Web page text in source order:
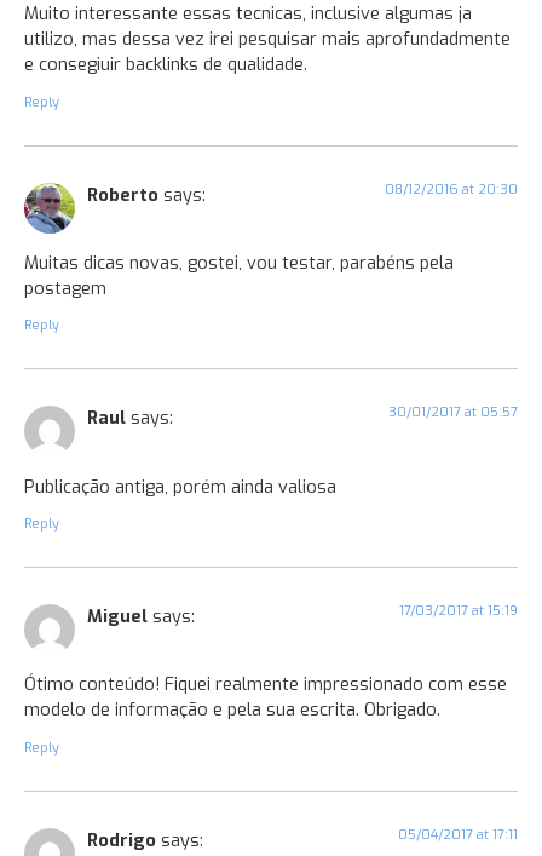
Muito interessante essas tecnicas, inclusive algumas ja
utilizo, mas dessa vez irei pesquisar mais aprofundadmente
e consegiuir backlinks de qualidade.
Reply
Roberto says: 08/12/2016 at 20:30
Muitas dicas novas, gostei, vou testar, parabéns pela
postagem
Reply
Raul says: 30/01/2017 at 05:57
Publicação antiga, porém ainda valiosa
Reply
Miguel says: 17/03/2017 at 15:19
Ótimo conteúdo! Fiquei realmente impressionado com esse
modelo de informação e pela sua escrita. Obrigado.
Reply
Rodrigo says: 05/04/2017 at 17:11